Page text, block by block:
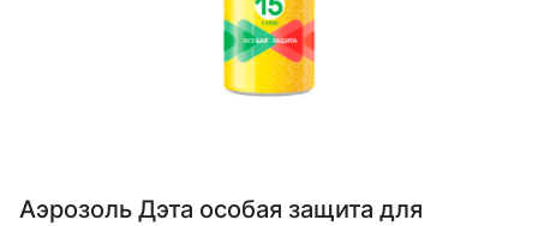
Аэрозоль Дэта особая защита для